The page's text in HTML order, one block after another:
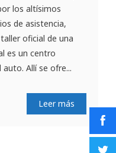
los altísimos
de asistencia,
oficial de una
es un centro
Allí se ofre...
Leer más